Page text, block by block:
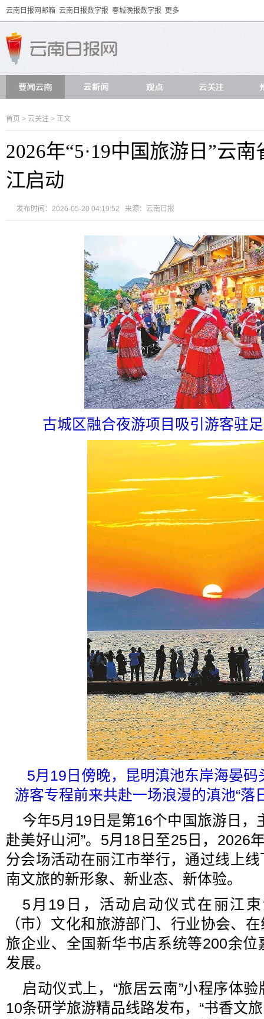
云南日报网邮箱 云南日报数字报 春城晚报数字报 更多
首页 > 云关注 > 正文
2026年“5·19中国旅游日”云
江启动
发布时间：2026-05-20 04:19:52 来源： 云南日报
古城区融合夜游项目吸引游客驻
5月19日傍晚，昆明滇池东岸海晏
游客专程前来共赴一场浪漫的滇池“落
今年5月19日是第16个中国旅游日，
赴美好山河”。5月18日至25日，2026
分会场活动在丽江市举行，通过线上
南文旅的新形象、新业态、新体验。
5月19日，活动启动仪式在丽江
（市）文化和旅游部门、行业协会、
旅企业、全国新华书店系统等200余
发展。
启动仪式上，“旅居云南”小程序体
10条研学旅游精品线路发布，“书香文